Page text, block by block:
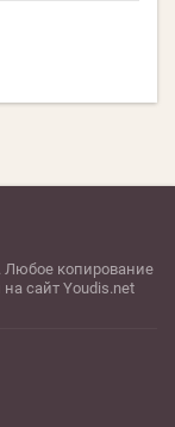
Любое копирование
сайт Youdis.net